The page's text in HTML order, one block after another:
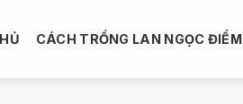
CÁCH TRỒNG LAN NGỌC ĐIỂM